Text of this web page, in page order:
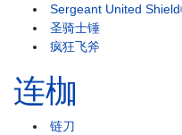
Sergeant United Shield
圣骑士锤
疯狂飞斧
连枷
链刀